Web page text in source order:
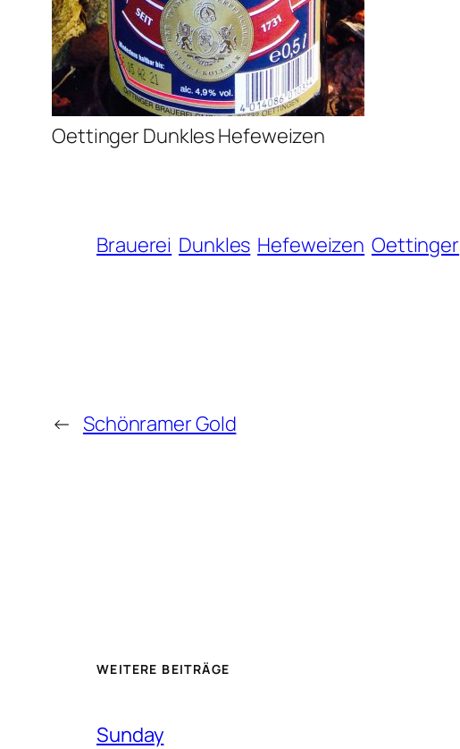
Oettinger Dunkles Hefeweizen
Brauerei Dunkles Hefeweizen Oettinger
← Schönramer Gold
WEITERE BEITRÄGE
Sunday